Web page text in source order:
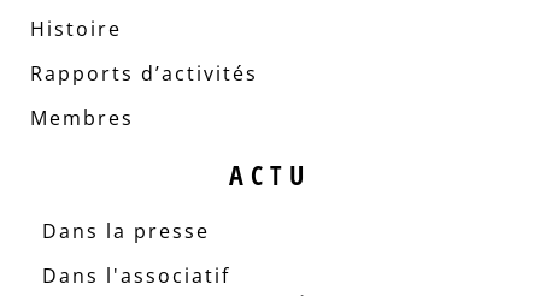
Histoire
Rapports d’activités
Membres
ACTU
Dans la presse
Dans l'associatif